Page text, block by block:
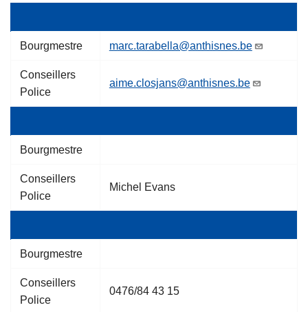
Bourgmestre marc.tarabella@anthisnes.be
Conseillers
Police
aime.closjans@anthisnes.be
Bourgmestre
Conseillers
Police
Michel Evans
Bourgmestre
Conseillers
Police
0476/84 43 15